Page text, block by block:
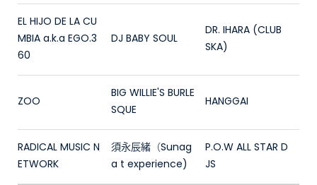
EL HIJO DE LA CU
MBIA a.k.a EGO.3
60
DJ BABY SOUL
DR. IHARA (CLUB
SKA)
ZOO
BIG WILLIE'S BURLE
SQUE
HANGGAI
RADICAL MUSIC N
ETWORK
須永辰緒（Sunag
a t experience)
P.O.W ALL STAR D
JS